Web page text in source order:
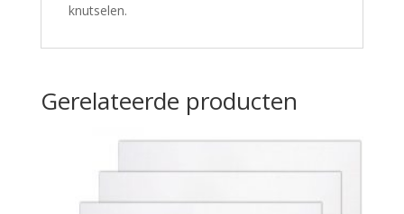
knutselen.
Gerelateerde producten